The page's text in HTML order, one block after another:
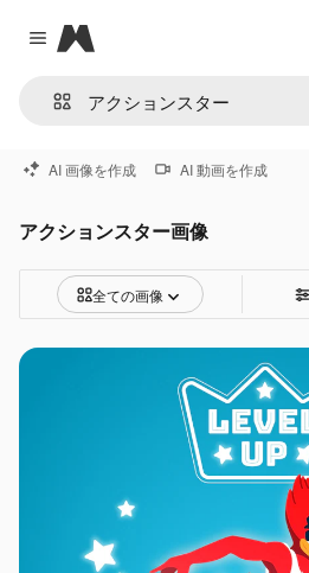
Close menu
Magnific
AI 画像を作成 AI 動画を作成
アクションスター画像
全ての画像